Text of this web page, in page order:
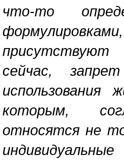
что-то
сейчас,
использования
которым,
относятся не